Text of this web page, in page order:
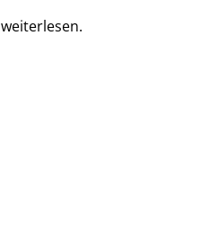
weiterlesen.